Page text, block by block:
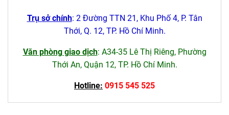
Trụ sở chính: 2 Đường TTN 21, Khu Phố 4, P. Tân
Thới, Q. 12, TP. Hồ Chí Minh.
Văn phòng giao dịch: A34-35 Lê Thị Riêng, Phường
Thới An, Quận 12, TP. Hồ Chí Minh.
Hotline: 0915 545 525